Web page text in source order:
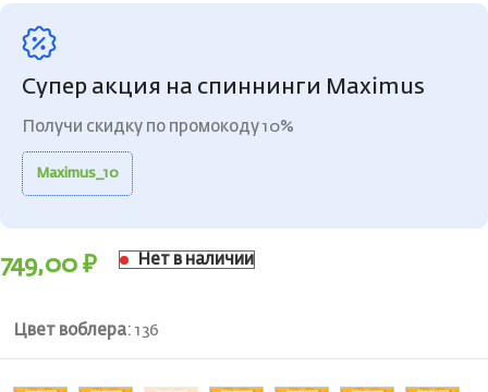
Супер акция на спиннинги Maximus
Получи скидку по промокоду 10%
Maximus_10
749,00 ₽ Нет в наличии
Цвет воблера: 136